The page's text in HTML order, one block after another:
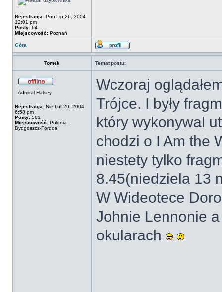
Rejestracja: Pon Lip 26, 2004
12:01 pm
Posty: 64
Miejscowość: Poznań
Góra
Tomek Temat postu:
Admiral Halsey
Rejestracja: Nie Lut 29, 2004
6:58 pm
Posty: 501
Miejscowość: Polonia -
Bydgoszcz-Fordon
Wczoraj
Trójce. I były
który wykonywal
chodzi o I Am the
niestety tylko
8.45(niedziela 13
W Wideotece
Johnie Lennonie
okularach